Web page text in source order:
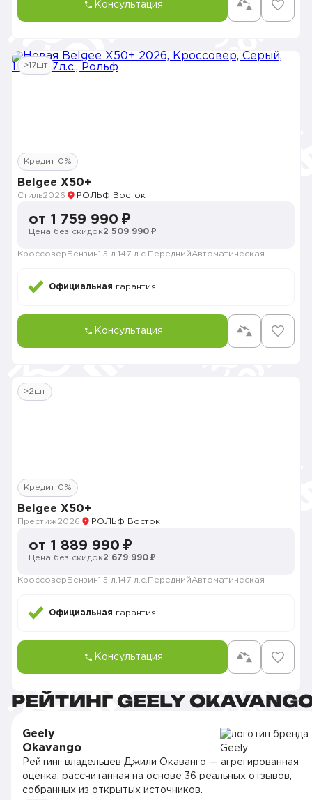
Консультация
>17шт
Кредит 0%
Belgee X50+
Стиль2026 РОЛЬФ Восток
от 1 759 990 ₽
Цена без скидок2 509 990 ₽
Кроссовер Бензин1.5 л. 147 л.с. ПереднийАвтоматическая
Официальная гарантия
Консультация
>2шт
Кредит 0%
Belgee X50+
Престиж2026 РОЛЬФ Восток
от 1 889 990 ₽
Цена без скидок2 679 990 ₽
Кроссовер Бензин1.5 л. 147 л.с. ПереднийАвтоматическая
Официальная гарантия
Консультация
РЕЙТИНГ GEELY
Geely
Okavango
Рейтинг владельцев Джили Окаванго — агрегированная
оценка, рассчитанная на основе 36 реальных отзывов,
собранных из открытых источников.